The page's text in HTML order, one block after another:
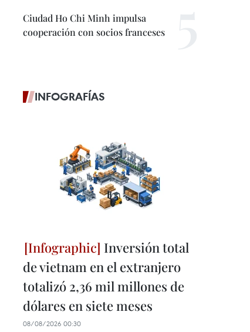
Ciudad Ho Chi Minh impulsa
cooperación con socios franceses
INFOGRAFÍAS
Inversión total
de vietnam en el extranjero
totalizó 2,36 mil millones de
dólares en siete meses
08/08/2026 00:30